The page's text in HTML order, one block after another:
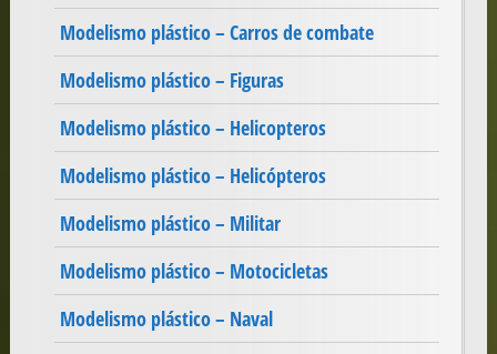
Modelismo plástico – Carros de combate
Modelismo plástico – Figuras
Modelismo plástico – Helicopteros
Modelismo plástico – Helicópteros
Modelismo plástico – Militar
Modelismo plástico – Motocicletas
Modelismo plástico – Naval